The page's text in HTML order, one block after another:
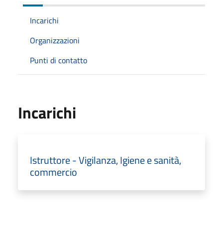
Incarichi
Organizzazioni
Punti di contatto
Incarichi
Istruttore - Vigilanza, Igiene e sanità,
commercio